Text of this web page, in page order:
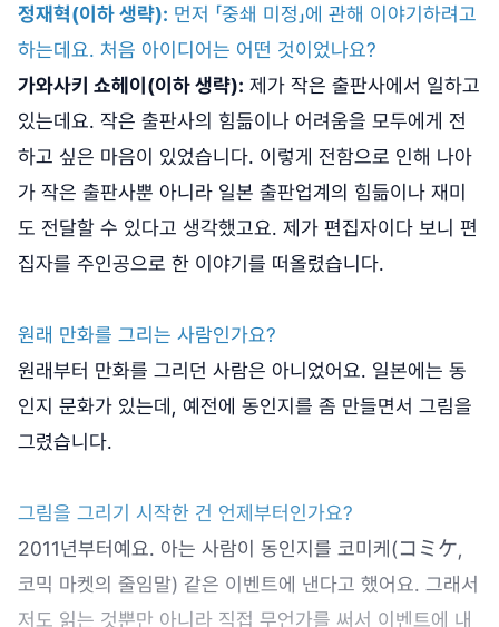
정재혁(이하 생략): 먼저 「중쇄 미정」에 관해 이야기하려고
하는데요. 처음 아이디어는 어떤 것이었나요?
가와사키 쇼헤이(이하 생략): 제가 작은 출판사에서 일하고
있는데요. 작은 출판사의 힘듦이나 어려움을 모두에게 전
하고 싶은 마음이 있었습니다. 이렇게 전함으로 인해 나아
가 작은 출판사뿐 아니라 일본 출판업계의 힘듦이나 재미
도 전달할 수 있다고 생각했고요. 제가 편집자이다 보니 편
집자를 주인공으로 한 이야기를 떠올렸습니다.
원래 만화를 그리는 사람인가요?
원래부터 만화를 그리던 사람은 아니었어요. 일본에는 동
인지 문화가 있는데, 예전에 동인지를 좀 만들면서 그림을
그렸습니다.
그림을 그리기 시작한 건 언제부터인가요?
2011년부터예요. 아는 사람이 동인지를 코미케(コミケ,
코믹 마켓의 줄임말) 같은 이벤트에 낸다고 했어요. 그래서
저도 읽는 것뿐만 아니라 직접 무언가를 써서 이벤트에 내